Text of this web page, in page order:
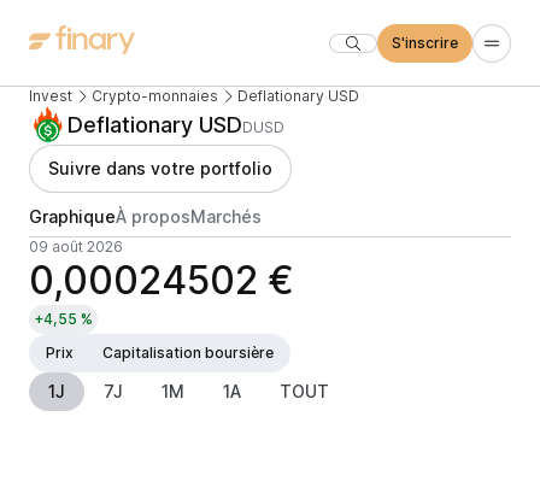
S'inscrire
Invest Crypto-monnaies Deflationary USD
Deflationary USDDUSD
Suivre dans votre portfolio
GraphiqueÀ proposMarchés
09 août 2026
0,00024502 €
+4,55 %
Prix
Capitalisation boursière
1J 7J 1M 1A TOUT